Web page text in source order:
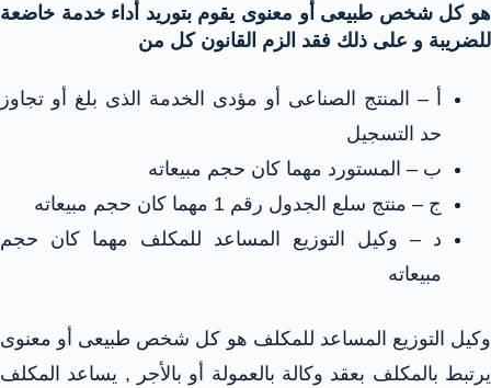
هو كل شخص طبيعى أو معنوى يقوم بتوريد أداء خدمة خاضعة
للضريبة و على ذلك فقد الزم القانون كل من
أ – المنتج الصناعى أو مؤدى الخدمة الذى بلغ أو تجاوز
حد التسجيل
ب – المستورد مهما كان حجم مبيعاته
ج – منتج سلع الجدول رقم 1 مهما كان حجم مبيعاته
د – وكيل التوزيع المساعد للمكلف مهما كان حجم
مبيعاته
وكيل التوزيع المساعد للمكلف هو كل شخص طبيعى أو معنوى
يرتبط بالمكلف بعقد وكالة بالعمولة أو بالأجر , يساعد المكلف